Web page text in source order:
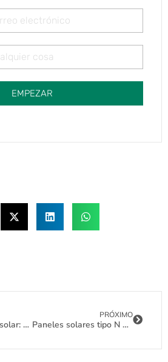
EMPEZAR
Voltaje del panel solar: Guía para obtener el mejor rendimiento
PRÓXIMO
Paneles solares tipo N TOPCon de 430-450 W: La guía definitiva para el comprador de 2025